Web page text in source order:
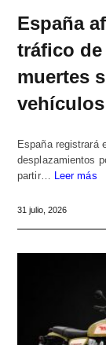
España
tráfico
muertes
España registrará
desplazamientos
partir…
Leer más
31 julio, 2026